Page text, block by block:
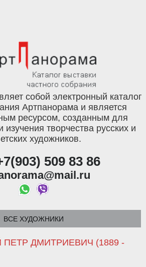
собой электронный каталог
Артпанорама и является
ресурсом, созданным для
изучения творчества русских и
художников.
509 83 86
ВСЕ ХУДОЖНИКИ
ДМИТРИЕВИЧ (1889 -